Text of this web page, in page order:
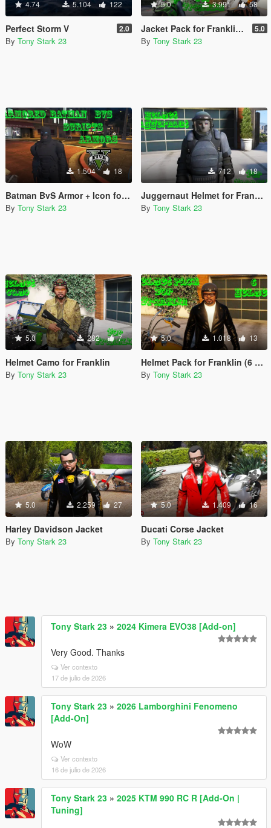
4.74 5.104 122
Perfect Storm V 2.0
By Tony Stark 23
5.0 3.991 58
Jacket Pack for Franklin (14 Jackets) + Gloves Bike Pack (4 Gloves) 5.0
By Tony Stark 23
1.504 18
Batman BvS Armor + Icon for Iron Man Script
By Tony Stark 23
712 18
Juggernaut Helmet for Franklin
By Tony Stark 23
5.0 282 7
Helmet Camo for Franklin
By Tony Stark 23
5.0 1.018 13
Helmet Pack for Franklin (6 Helmet)
By Tony Stark 23
5.0 2.259 27
Harley Davidson Jacket
By Tony Stark 23
5.0 1.409 16
Ducati Corse Jacket
By Tony Stark 23
Tony Stark 23 » 2024 Kimera EVO38 [Add-on]
Very Good. Thanks
Ver contexto
17 de julio de 2026
Tony Stark 23 » 2026 Lamborghini Fenomeno
[Add-On]
WoW
Ver contexto
16 de julio de 2026
Tony Stark 23 » 2025 KTM 990 RC R [Add-On |
Tuning]